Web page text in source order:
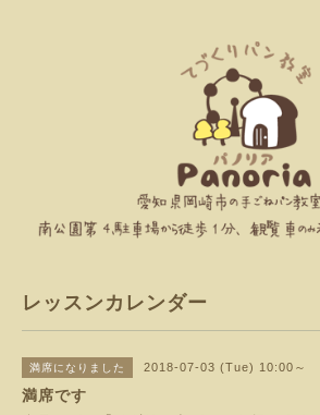
レッスンカレンダー
満席になりました 2018-07-03 (Tue) 10:00～
満席です